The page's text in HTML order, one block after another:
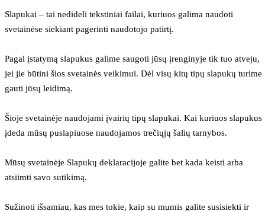
Slapukai – tai nedideli tekstiniai failai, kuriuos galima naudoti
svetainėse siekiant pagerinti naudotojo patirtį.
Pagal įstatymą slapukus galime saugoti jūsų įrenginyje tik tuo atveju,
jei jie būtini šios svetainės veikimui. Dėl visų kitų tipų slapukų turime
gauti jūsų leidimą.
Šioje svetainėje naudojami įvairių tipų slapukai. Kai kuriuos slapukus
įdeda mūsų puslapiuose naudojamos trečiųjų šalių tarnybos.
Mūsų svetainėje Slapukų deklaracijoje galite bet kada keisti arba
atsiimti savo sutikimą.
Sužinoti išsamiau, kas mes tokie, kaip su mumis galite susisiekti ir